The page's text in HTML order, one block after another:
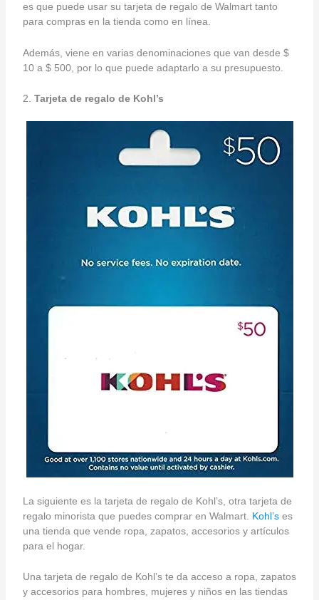
es que puede usar su tarjeta de regalo de Walmart tanto
para compras en la tienda como en línea.
Además, viene en varias denominaciones que van desde $
10 a $ 500, por lo que puede adaptarlo a su presupuesto.
2. Tarjeta de regalo de Kohl’s
La siguiente es la tarjeta de regalo de Kohl’s, otra tarjeta de
regalo minorista que puedes comprar en Walmart. Kohl’ses
una tienda que vende ropa, zapatos, accesorios y artículos
para el hogar.
Una tarjeta de regalo de Kohl’s te da acceso a ropa, zapatos
y accesorios para hombres, mujeres y niños en las tiendas